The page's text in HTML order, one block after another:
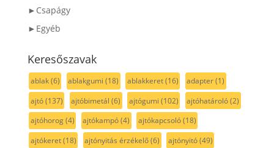
►Csapágy
►Egyéb
Keresőszavak
ablak(6) ablakgumi (18) ablakkeret(16) adapter(1)
ajtó(137) ajtóbimetál (6) ajtógumi (102) ajtóhatároló(2)
ajtóhorog(4) ajtókampó(4) ajtókapcsoló(18)
ajtókeret(18) ajtónyitás érzékelő(6) ajtónyitó(49)